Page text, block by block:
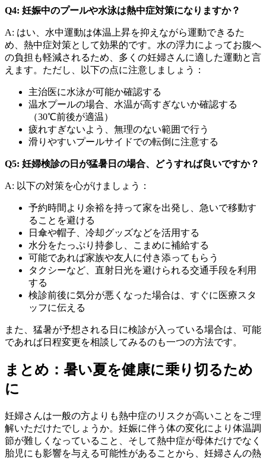
Q4: 妊娠中のプールや水泳は熱中症対策になりますか？
A: はい、水中運動は体温上昇を抑えながら運動できるた
め、熱中症対策として効果的です。水の浮力によってお腹へ
の負担も軽減されるため、多くの妊婦さんに適した運動と言
えます。ただし、以下の点に注意しましょう：
主治医に水泳が可能か確認する
温水プールの場合、水温が高すぎないか確認する
（30℃前後が適温）
疲れすぎないよう、無理のない範囲で行う
滑りやすいプールサイドでの転倒に注意する
Q5: 妊婦検診の日が猛暑日の場合、どうすれば良いですか？
A: 以下の対策を心がけましょう：
予約時間より余裕を持って家を出発し、急いで移動す
ることを避ける
日傘や帽子、冷却グッズなどを活用する
水分をたっぷり持参し、こまめに補給する
可能であれば家族や友人に付き添ってもらう
タクシーなど、直射日光を避けられる交通手段を利用
する
検診前後に気分が悪くなった場合は、すぐに医療スタ
ッフに伝える
また、猛暑が予想される日に検診が入っている場合は、可能
であれば日程変更を相談してみるのも一つの方法です。
まとめ：暑い夏を健康に乗り切るため
に
妊婦さんは一般の方よりも熱中症のリスクが高いことをご理
解いただけたでしょうか。妊娠に伴う体の変化により体温調
節が難しくなっていること、そして熱中症が母体だけでなく
胎児にも影響を与える可能性があることから、妊婦さんの熱